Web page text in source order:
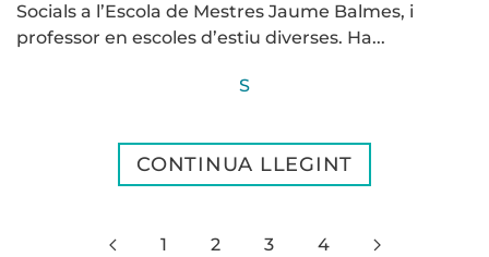
Socials a l’Escola de Mestres Jaume Balmes, i
professor en escoles d’estiu diverses. Ha...
S
CONTINUA LLEGINT
1 2 3 4